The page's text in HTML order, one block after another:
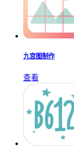
九宫图制作
查看